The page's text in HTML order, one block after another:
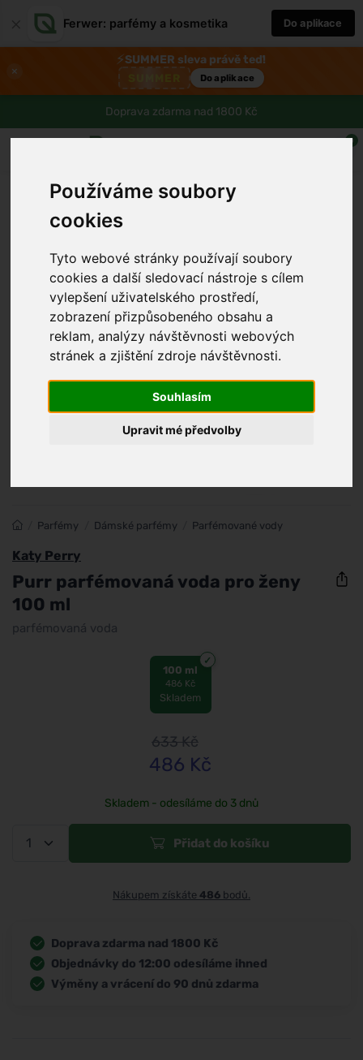
Používáme soubory
cookies
Tyto webové stránky používají soubory
cookies a další sledovací nástroje s cílem
vylepšení uživatelského prostředí,
zobrazení přizpůsobeného obsahu a
reklam, analýzy návštěvnosti webových
stránek a zjištění zdroje návštěvnosti.
Souhlasím
Upravit mé předvolby
Ferwer: parfémy a kosmetika Do aplikace
×
⚡SUMMER sleva právě teď!
Do aplikace
Doprava zdarma nad 1800 Kč
0
Parfémy Dámské parfémy Parfémované vody
Katy Perry
Purr parfémovaná voda pro ženy
100 ml
parfémovaná voda
100 ml
486 Kč
Skladem
633Kč
486 Kč
Skladem - odesíláme do 3 dnů
Přidat do košíku
Nákupem získáte 486 bodů.
Doprava zdarma nad 1800 Kč
Objednávky do 12:00 odesíláme ihned
Výměny a vrácení do 90 dnů zdarma